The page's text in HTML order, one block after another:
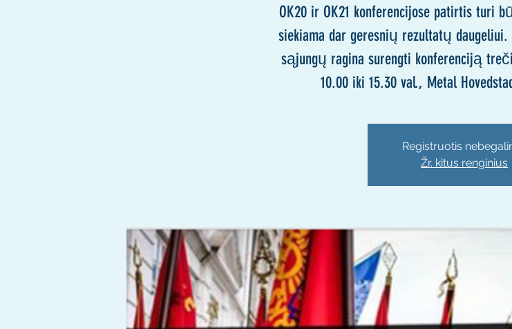
OK20 ir OK21 konferencijose patirtis turi
siekiama dar geresnių rezultatų
sąjungų ragina surengti konferenciją
10.00 iki 15.30 val., Metal
Registruotis
Žr. kitus renginius